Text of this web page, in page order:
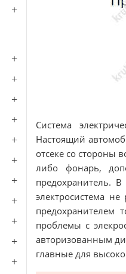
Система
Настоящий
отсеке со стороны
либо фонарь,
предохранитель. В
электросистема
предохранителем
проблемы с
авторизованным
главные для